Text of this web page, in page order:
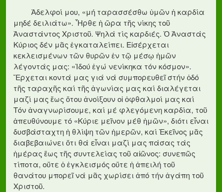
Ἀδελφοί μου, «μή ταρασσέσθω ὑμῶν ἡ καρδία
μηδέ δειλιάτω». Ἦρθε ἡ ὥρα τῆς νίκης τοῦ
Ἀναστάντος Χριστοῦ. Ψηλά τίς καρδιές. Ὁ Ἀναστάς
Κύριος δέν μᾶς ἐγκαταλείπει. Εἰσέρχεται
κεκλεισμένων τῶν θυρῶν ἐν τῷ μέσῳ ἡμῶν
λέγοντάς μας: «Ἰδού ἐγώ νενίκηκα τόν κόσμον».
Ἔρχεται κοντά μας γιά νά συμπορευθεῖ στήν ὁδό
τῆς ταραχῆς καί τῆς ἀγωνίας μας καί διαλέγεται
μαζί μας ἕως ὅτου ἀνοίξουν οἱ ὀφθαλμοί μας καί
Τόν ἀναγνωρίσουμε, καί μέ φλεγόμενη καρδία, τοῦ
ἀπευθύνουμε τό «Κύριε μεῖνον μέθ ἡμῶν», διότι εἶναι
δυσβάσταχτη ἡ θλίψη τῶν ἡμερῶν, καί Ἐκεῖνος μᾶς
διαβεβαιώνει ὅτι θά εἶναι μαζί μας πάσας τάς
ἡμέρας ἕως τῆς συντελείας τοῦ αἰῶνος: συνεπῶς
τίποτα, οὔτε ὁ ἐγκλεισμός οὔτε ἡ ἀπειλή τοῦ
θανάτου μπορεῖ νά μᾶς χωρίσει ἀπό τήν ἀγάπη τοῦ
Χριστοῦ.